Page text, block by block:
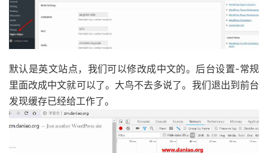
默认是英文站点，我们可以修改成中文的。后台设置-常规
里面改成中文就可以了。大鸟不去多说了。我们退出到前台
发现缓存已经给工作了。